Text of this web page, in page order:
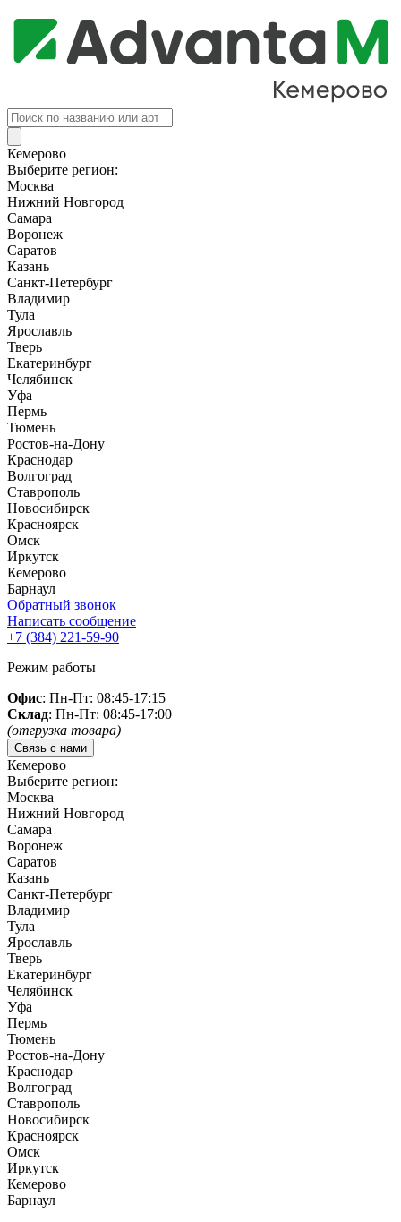
Поиск
товаров
Кемерово
Выберите регион:
Москва
Нижний Новгород
Самара
Воронеж
Саратов
Казань
Санкт-Петербург
Владимир
Тула
Ярославль
Тверь
Екатеринбург
Челябинск
Уфа
Пермь
Тюмень
Ростов-на-Дону
Краснодар
Волгоград
Ставрополь
Новосибирск
Красноярск
Омск
Иркутск
Кемерово
Барнаул
Обратный звонок
Написать сообщение
+7 (384) 221-59-90
Режим работы
Офис: Пн-Пт: 08:45-17:15
Склад: Пн-Пт: 08:45-17:00
(отгрузка товара)
Связь с нами
Кемерово
Выберите регион:
Москва
Нижний Новгород
Самара
Воронеж
Саратов
Казань
Санкт-Петербург
Владимир
Тула
Ярославль
Тверь
Екатеринбург
Челябинск
Уфа
Пермь
Тюмень
Ростов-на-Дону
Краснодар
Волгоград
Ставрополь
Новосибирск
Красноярск
Омск
Иркутск
Кемерово
Барнаул